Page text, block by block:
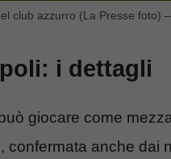
club azzurro (La Presse foto)
i dettagli
giocare come
anche dai